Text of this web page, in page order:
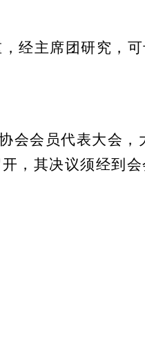
经主席团研究 ，
会会员代表大会，
，其决议须经到会